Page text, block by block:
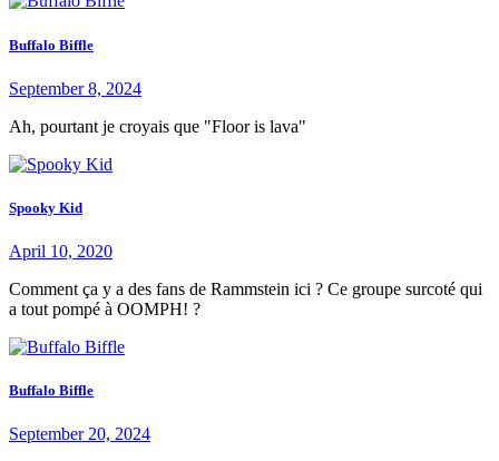
Buffalo Biffle
September 8, 2024
Ah, pourtant je croyais que "Floor is lava"
Spooky Kid
April 10, 2020
Comment ça y a des fans de Rammstein ici ? Ce groupe surcoté qui
a tout pompé à OOMPH! ?
Buffalo Biffle
September 20, 2024